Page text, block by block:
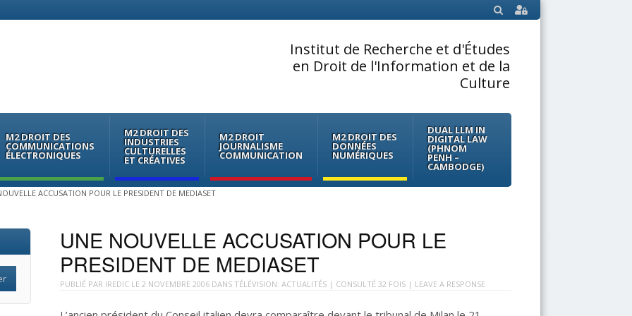
SEARCH
Institut de Recherche et d'Études
en Droit de l'Information et de la
Culture
M2 DROIT DES
COMMUNICATIONS
ÉLECTRONIQUES
M2 DROIT DES
INDUSTRIES
CULTURELLES
ET CRÉATIVES
M2 DROIT
JOURNALISME
COMMUNICATION
M2 DROIT DES
DONNÉES
NUMÉRIQUES
DUAL LLM IN
DIGITAL LAW
(PHNOM
PENH –
CAMBODGE)
ACCUSATION POUR LE PRESIDENT DE MEDIASET
UNE NOUVELLE ACCUSATION POUR LE
PRESIDENT DE MEDIASET
PUBLIÉ PAR IREDICLE 2 NOVEMBRE 2006DANS TÉLÉVISION: ACTUALITÉS| CONSULTÉ 32 FOIS | LEAVE A RESPONSE